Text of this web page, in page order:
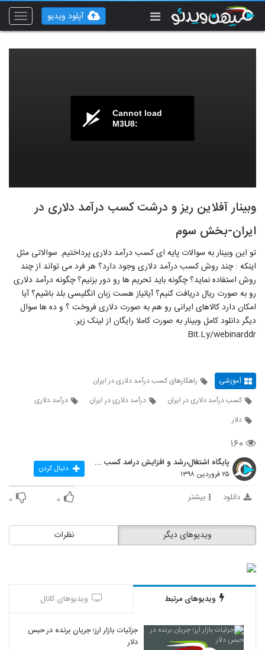
Toggle
آپلود ویدیو
Cannot load
M3U8:
وبینار آفلاین ریز و درشت کسب درآمد دلاری در
ایران-بخش سوم
تو این وبینار به سوالات پایه ای کسب درآمد دلاری پرداختیم. سوالاتی مثل
اینکه : چند روش کسب درآمد دلاری وجود دارد؟ هر فرد می تواند از چند
روش استفاده نماید؟ چگونه باید تحریم ها رو دور بزنیم؟ چگونه درآمد دلاری
رو به صورت ریال دریافت کنیم؟ آیانیاز هست زبان انگلیسی بلد باشیم؟ آیا
امکان دارد کالاهای ایرانی رو هم به صورت دلاری فروخت ؟ و ده ها سوال
دیگر دانلود کامل وبینار به صورت کاملا رایگان از لینک زیر:
Bit.Ly/webinarddr
آموزشی
راهکارهای کسب درآمد دلاری در ایران
کسب درآمد دلاری در ایران
درآمد دلاری در ایران
درآمد دلاری
دلار
۱۶۰
پایگاه اشتغال،رشد و افزایش درامد کسب و کارها
۲۵ فروردین ۱۳۹۸ دنبال کردن
دانلود بیشتر ۰ ۰
نظرات ویدیوهای دیگر
ویدیوهای مرتبط ویدیوهای کانال
جزئیات بازار ارز؛ جریان برنده در حبس
دلار